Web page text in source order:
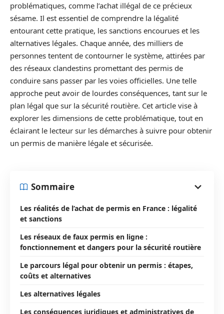
problématiques, comme l’achat illégal de ce précieux
sésame. Il est essentiel de comprendre la légalité
entourant cette pratique, les sanctions encourues et les
alternatives légales. Chaque année, des milliers de
personnes tentent de contourner le système, attirées par
des réseaux clandestins promettant des permis de
conduire sans passer par les voies officielles. Une telle
approche peut avoir de lourdes conséquences, tant sur le
plan légal que sur la sécurité routière. Cet article vise à
explorer les dimensions de cette problématique, tout en
éclairant le lecteur sur les démarches à suivre pour obtenir
un permis de manière légale et sécurisée.
Sommaire
Les réalités de l’achat de permis en France : légalité
et sanctions
Les réseaux de faux permis en ligne :
fonctionnement et dangers pour la sécurité routière
Le parcours légal pour obtenir un permis : étapes,
coûts et alternatives
Les alternatives légales
Les conséquences juridiques et administratives de